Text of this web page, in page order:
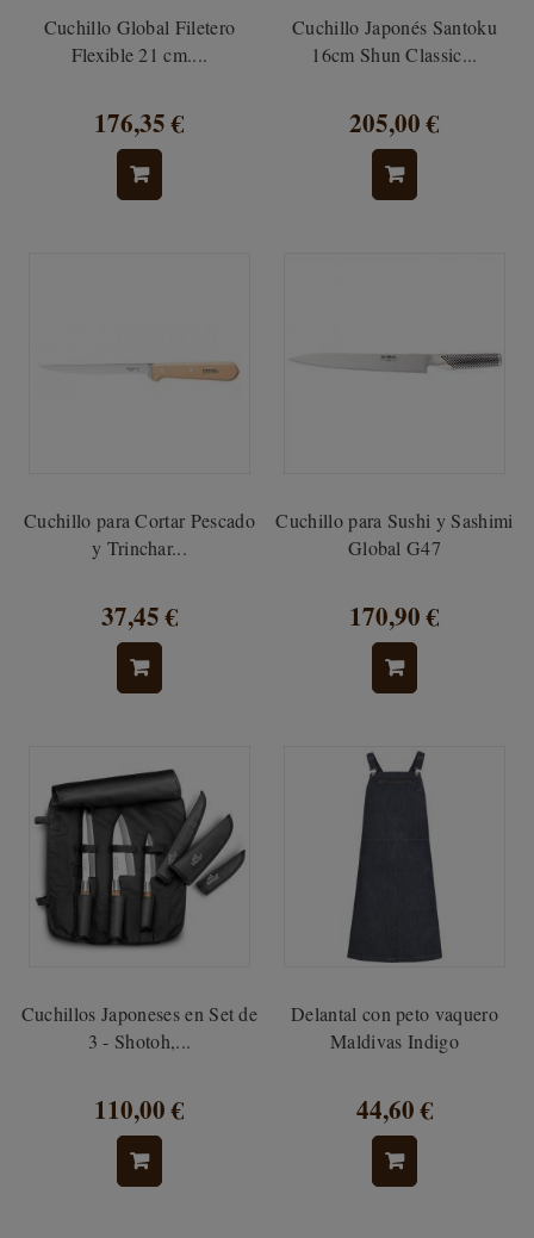
Cuchillo Global Filetero
Flexible 21 cm....
176,35 €
Cuchillo Japonés Santoku
16cm Shun Classic...
205,00 €
Cuchillo para Cortar Pescado
y Trinchar...
37,45 €
Cuchillo para Sushi y Sashimi
Global G47
170,90 €
Cuchillos Japoneses en Set de
3 - Shotoh,...
110,00 €
Delantal con peto vaquero
Maldivas Indigo
44,60 €